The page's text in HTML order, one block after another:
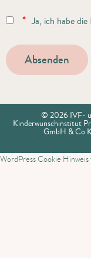
* Ja, ich habe
© 2026 IVF-
Kinderwunschinstitut
GmbH & Co
WordPress Cookie